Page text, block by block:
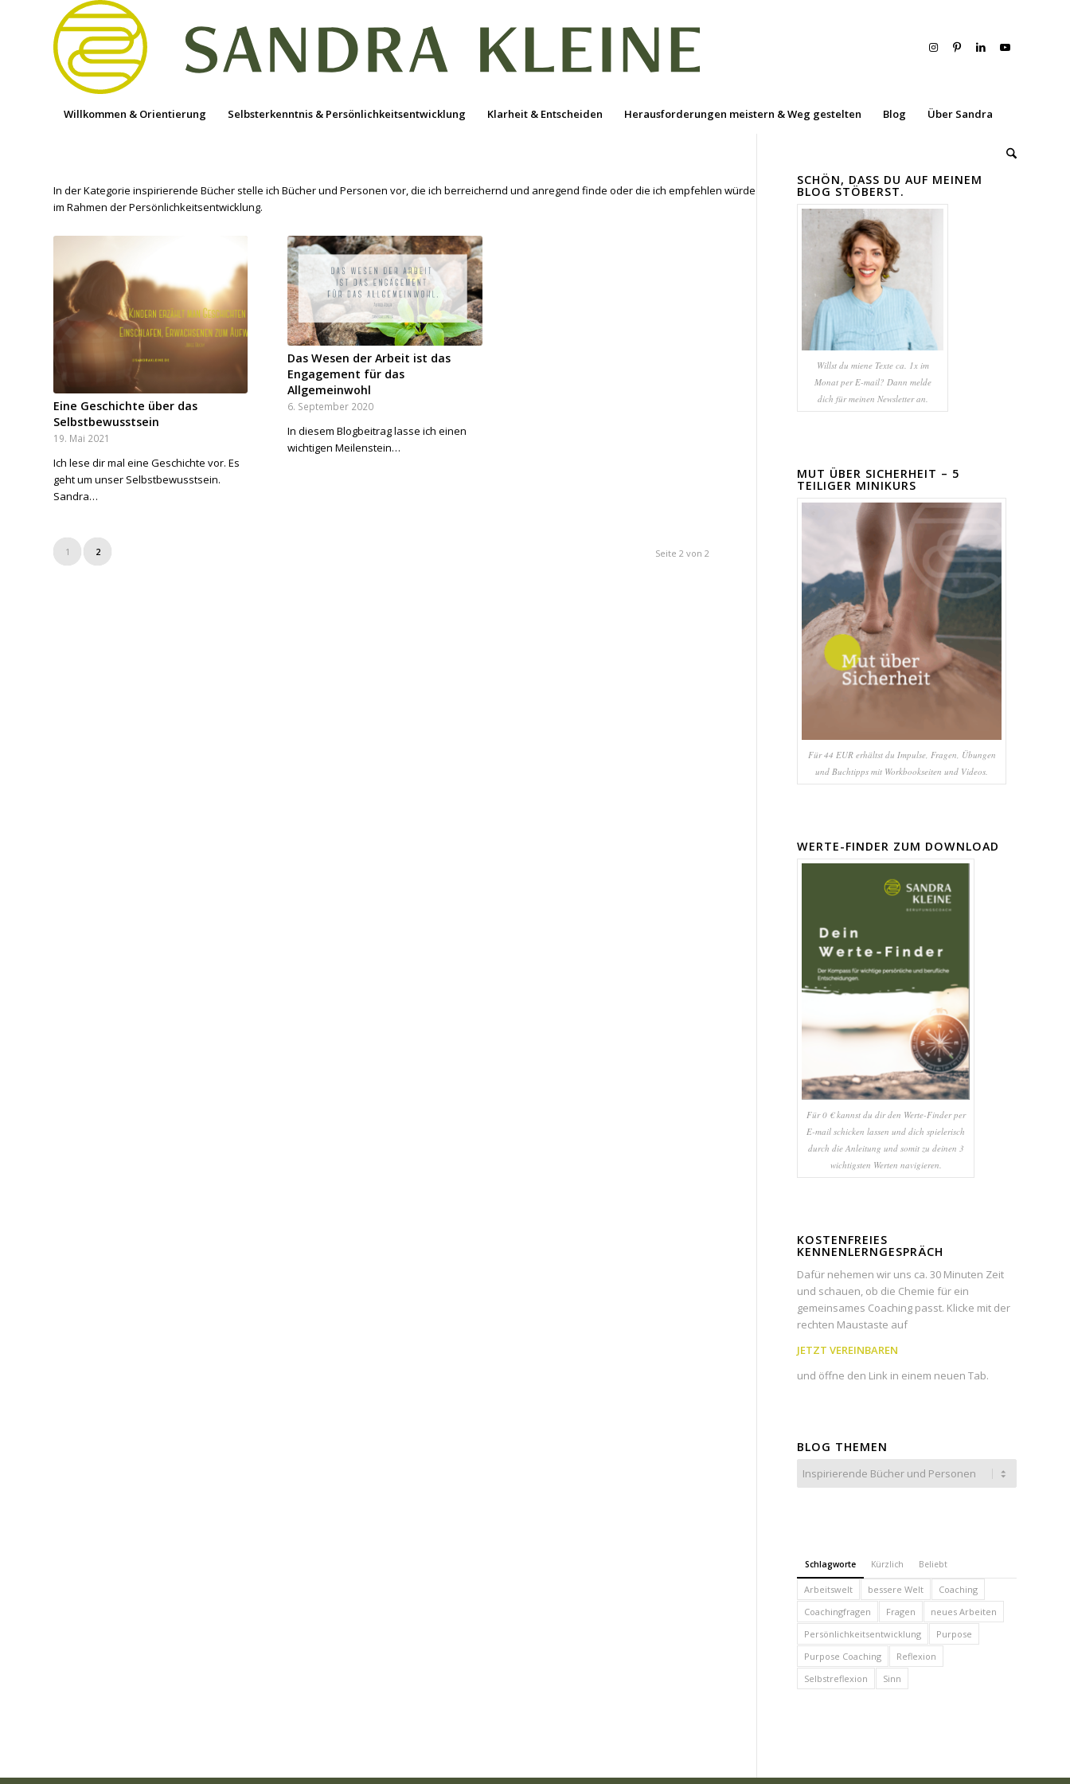
Willkommen & Orientierung Selbsterkenntnis & Persönlichkeitsentwicklung Klarheit & Entscheiden Herausforderungen meistern & Weg gestelten Blog Über Sandra
In der Kategorie inspirierende Bücher stelle ich Bücher und Personen vor, die ich berreichernd und anregend finde oder die ich empfehlen würde
im Rahmen der Persönlichkeitsentwicklung.
Eine Geschichte über das
Selbstbewusstsein
19. Mai 2021
Ich lese dir mal eine Geschichte vor. Es
geht um unser Selbstbewusstsein.
Sandra…
Das Wesen der Arbeit ist das
Engagement für das
Allgemeinwohl
6. September 2020
In diesem Blogbeitrag lasse ich einen
wichtigen Meilenstein…
Seite 2 von 2
1 2
SCHÖN, DASS DU AUF MEINEM
BLOG STÖBERST.
Willst du miene Texte ca. 1x im
Monat per E-mail? Dann melde
dich für meinen Newsletter an.
MUT ÜBER SICHERHEIT – 5
TEILIGER MINIKURS
Für 44 EUR erhältst du Impulse, Fragen, Übungen
und Buchtipps mit Workbookseiten und Videos.
WERTE-FINDER ZUM DOWNLOAD
Für 0 € kannst du dir den Werte-Finder per
E-mail schicken lassen und dich spielerisch
durch die Anleitung und somit zu deinen 3
wichtigsten Werten navigieren.
KOSTENFREIES
KENNENLERNGESPRÄCH
Dafür nehemen wir uns ca. 30 Minuten Zeit
und schauen, ob die Chemie für ein
gemeinsames Coaching passt. Klicke mit der
rechten Maustaste auf
JETZT VEREINBAREN
und öffne den Link in einem neuen Tab.
BLOG THEMEN
Themen
Schlagworte Kürzlich Beliebt
Arbeitswelt bessere Welt
Coaching
Coachingfragen
Fragen
neues Arbeiten
Persönlichkeitsentwicklung
Purpose
Purpose Coaching
Reflexion
Selbstreflexion
Sinn